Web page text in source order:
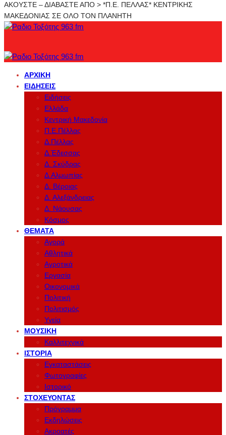
ΑΚΟΥΣΤΕ – ΔΙΑΒΑΣΤΕ ΑΠΟ > *Π.Ε. ΠΕΛΛΑΣ* ΚΕΝΤΡΙΚΗΣ
ΜΑΚΕΔΟΝΙΑΣ ΣΕ ΟΛΟ ΤΟΝ ΠΛΑΝΗΤΗ
ΑΡΧΙΚΉ
ΕΙΔΉΣΕΙΣ
Ειδήσεις
Ελλάδα
Κεντρική Μακεδονία
Π.Ε.Πέλλας
Δ.Πέλλας
Δ.Έδεσσας
Δ. Σκύδρας
Δ.Αλμωπίας
Δ. Βέροιας
Δ. Αλεξάνδρειας
Δ. Νάουσας
Κόσμος
ΘΈΜΑΤΑ
Αγορά
Αθλητικά
Αγροτικά
Εργασία
Οικονομικά
Πολιτική
Πολιτισμός
Υγεία
ΜΟΥΣΙΚΉ
Καλλιτεχνικά
ΙΣΤΟΡΊΑ
Εγκαταστάσεις
Φωτογραφίες
Ιστορικό
ΣΤΟΧΕΎΟΝΤΑΣ
Πρόγραμμα
Εκδηλώσεις
Ακροατές